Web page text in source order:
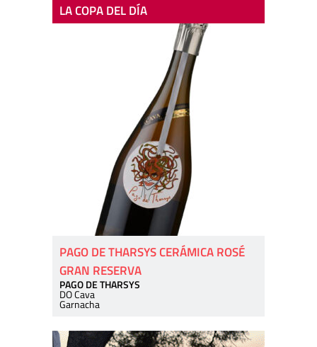
LA COPA DEL DÍA
PAGO DE THARSYS CERÁMICA ROSÉ
GRAN RESERVA
PAGO DE THARSYS
DO Cava
Garnacha